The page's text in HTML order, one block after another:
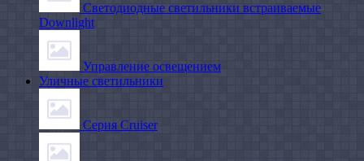
Светодиодные светильники встраиваемые
Downlight
Управление освещением
Уличные светильники
Серия Cruiser